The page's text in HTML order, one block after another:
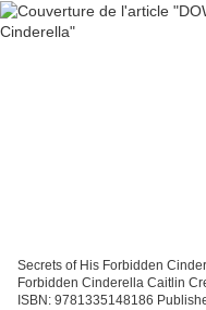
Secrets of His Forbidden
Forbidden Cinderella Caitlin
ISBN: 9781335148186